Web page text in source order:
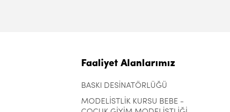
Faaliyet Alanlarımız
BASKI DESİNATÖRLÜĞÜ
MODELİSTLİK KURSU BEBE -